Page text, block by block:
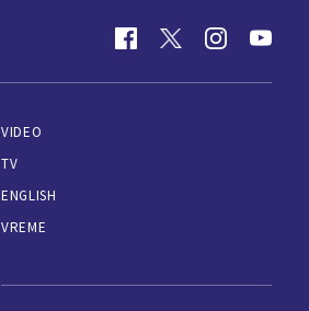
VIDEO
TV
ENGLISH
VREME